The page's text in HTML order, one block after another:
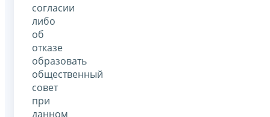
согласии
либо
об
отказе
образовать
общественный
совет
при
данном